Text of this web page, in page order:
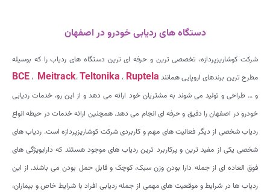
دستگاه های ردیابی خودرو در اصفهان
شرکت کوشاریزپردازه، تخصصی ترین و حرفه ای ترین دستگاه های ردیاب را که بوسیله
مطرح ترین برندهای اروپایی همانند
BCE ، Meitrack،Teltonika ، Ruptela
و … طراحی و تولید می شوند به مشتریان خود ارائه می دهد و از این رو، خدمات ردیابی
خودرو در اصفهان را دقیق و حرفه ای انجام می دهد. همچنین ارائه خدمات در حیطه انواع
ردیاب شخصی از دیگر فعالیت های مهم و کاربردی شرکت کوشاریزپردازه است. ردیاب های
شخصی یکی از مفید ترین و پرکاربرد ترین ردیاب های موجود هستند که دارایویژگی های
فوق العاده ای از جمله دارا بودن وزن سبک، کوچک و قابل حمل بودن می باشند. از این
ردیاب ها در شرایط و موقعیت های مهمی از جمله ردیابی افراد با شرایط خاص و بیماران،